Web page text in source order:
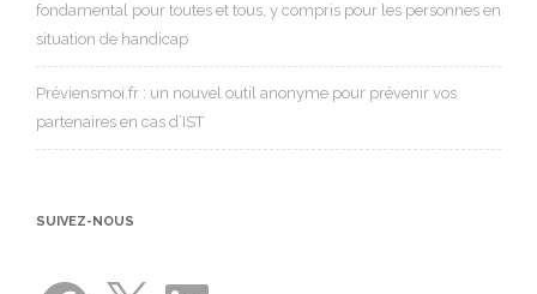
fondamental pour toutes et tous, y compris pour les personnes en
situation de handicap
Préviensmoi.fr : un nouvel outil anonyme pour prévenir vos
partenaires en cas d’IST
SUIVEZ-NOUS
Facebook LinkedIn